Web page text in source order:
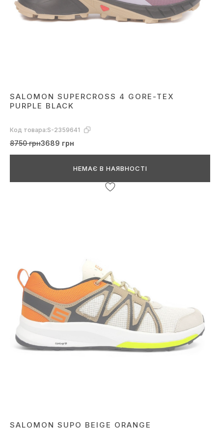
SALOMON SUPERCROSS 4 GORE-TEX
PURPLE BLACK
Код товара:S-2359641
8750 грн3689 грн
НЕМАЄ В НАЯВНОСТІ
SALOMON SUPO BEIGE ORANGE